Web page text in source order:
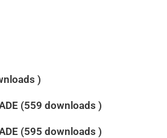
)
(559 downloads )
(595 downloads )